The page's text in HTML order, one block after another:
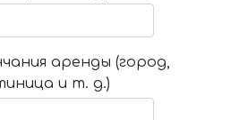
аренды (город,
и т. д.)